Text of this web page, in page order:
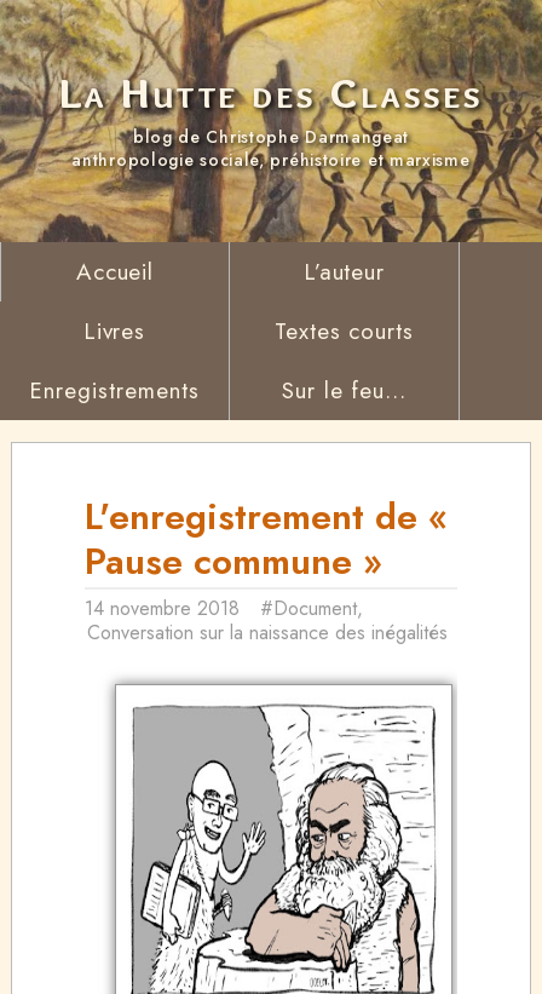
La Hutte des Classes
blog de Christophe Darmangeat
anthropologie sociale, préhistoire et marxisme
Accueil
L’auteur
Livres
Textes courts
Enregistrements
Sur le feu...
L'enregistrement de «
Pause commune »
14 novembre 2018 #Document,
Conversation sur la naissance des inégalités